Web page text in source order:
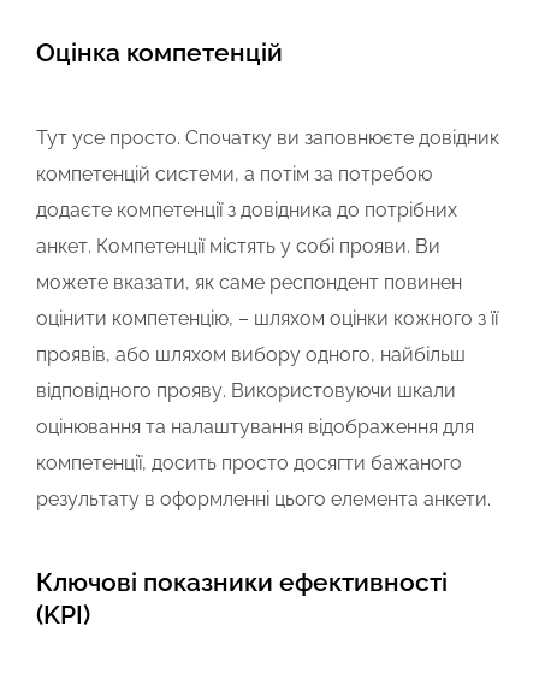
Оцінка компетенцій
Тут усе просто. Спочатку ви заповнюєте довідник
компетенцій системи, а потім за потребою
додаєте компетенції з довідника до потрібних
анкет. Компетенції містять у собі прояви. Ви
можете вказати, як саме респондент повинен
оцінити компетенцію, – шляхом оцінки кожного з її
проявів, або шляхом вибору одного, найбільш
відповідного прояву. Використовуючи шкали
оцінювання та налаштування відображення для
компетенції, досить просто досягти бажаного
результату в оформленні цього елемента анкети.
Ключові показники ефективності
(KPI)